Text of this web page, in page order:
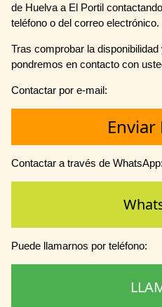
de Huelva a El Portil
teléfono o del correo electrónico.
Tras comprobar la
pondremos en contacto con
Contactar por e-mail:
Enviar
Contactar a través de WhatsApp:
Puede llamarnos por teléfono: